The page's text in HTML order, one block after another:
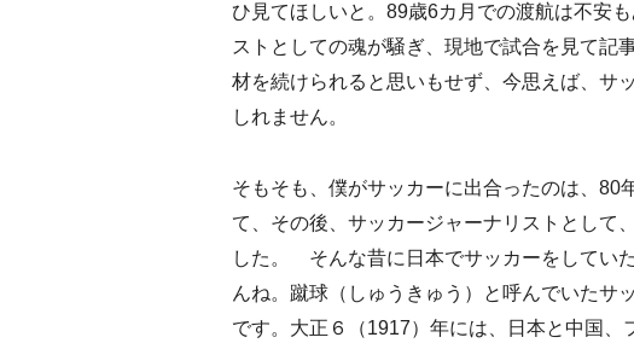
ひ見てほしいと。89歳6カ月での渡航は不安
ストとしての魂が騒ぎ、現地で試合を見て記
材を続けられると思いもせず、今思えば、サ
しれません。
そもそも、僕がサッカーに出合ったのは、80
て、その後、サッカージャーナリストとして
した。 そんな昔に日本でサッカーをしてい
んね。蹴球（しゅうきゅう）と呼んでいたサ
です。大正６（1917）年には、日本と中国